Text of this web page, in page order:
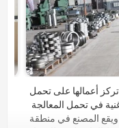
تركز أعمالها على تحمل
بخبرات غنية في تحمل المعالجة
ويقع المصنع في منطقة